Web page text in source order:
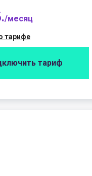
/месяц
тарифе
тариф